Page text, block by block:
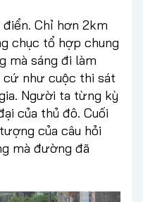
Chỉ hơn 2km
chục tổ hợp chung
mà sáng đi làm
cứ như cuộc thi sát
Người ta từng kỳ
của thủ đô. Cuối
của câu hỏi
mà đường đã